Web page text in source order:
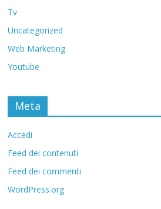
Tv
Uncategorized
Web Marketing
Youtube
Meta
Accedi
Feed dei contenuti
Feed dei commenti
WordPress.org